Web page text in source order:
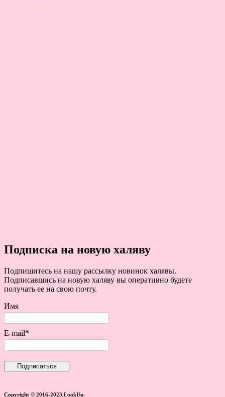
Подписка на новую халяву
Подпишитесь на нашу рассылку новинок халявы.
Подписавшись на новую халяву вы оперативно будете
получать ее на свою почту.
Имя
E-mail*
Copyright © 2016-2023.LookUp.